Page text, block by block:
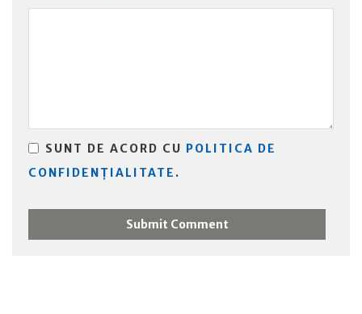
SUNT DE ACORD CU POLITICA DE
CONFIDENȚIALITATE .